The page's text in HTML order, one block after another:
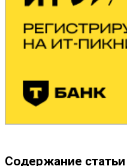
Содержание статьи